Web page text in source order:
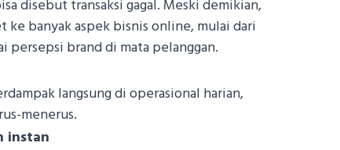
disebut transaksi gagal. Meski demikian,
ke banyak aspek bisnis online, mulai dari
persepsi brand di mata pelanggan.
langsung di operasional harian,
menerus.
instan